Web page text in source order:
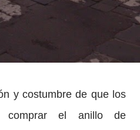
y costumbre de que los
comprar el anillo de